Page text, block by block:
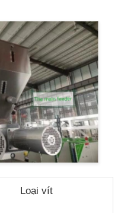
Loại vít